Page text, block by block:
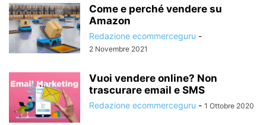
Come e perché vendere su
Amazon
Redazione ecommerceguru -
2 Novembre 2021
Vuoi vendere online? Non
trascurare email e SMS
Redazione ecommerceguru - 1 Ottobre 2020